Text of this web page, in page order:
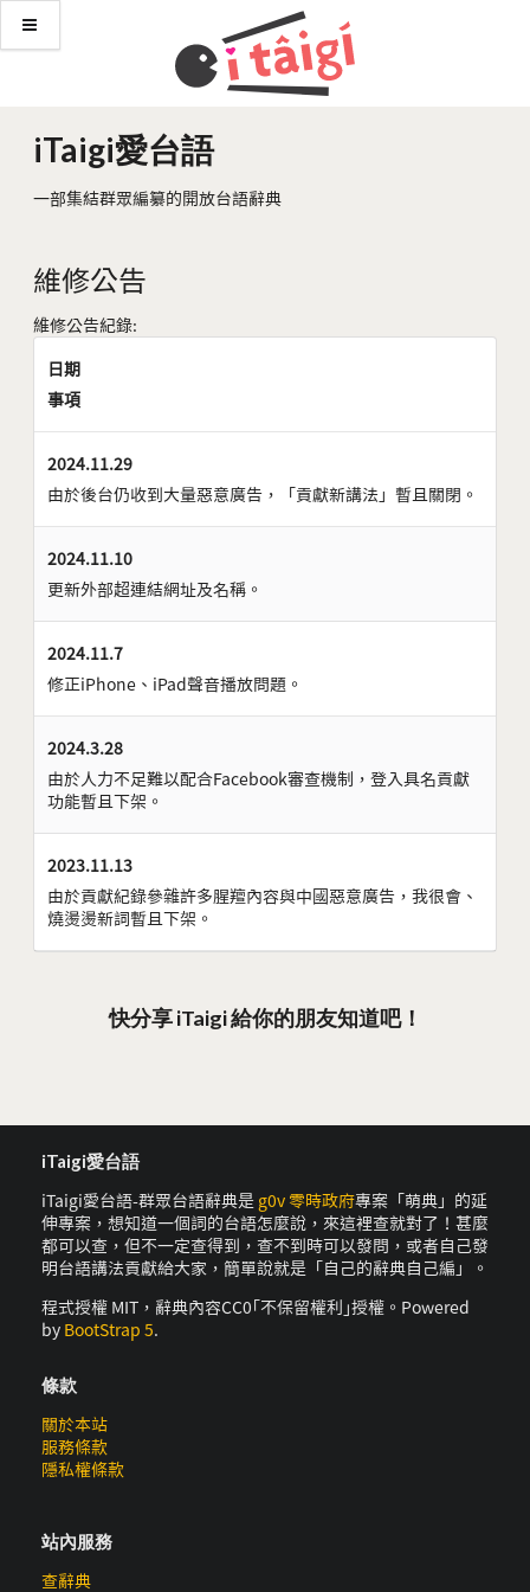
iTaigi愛台語
一部集結群眾編纂的開放台語辭典
維修公告
維修公告紀錄:
日期
事項
2024.11.29
由於後台仍收到大量惡意廣告，「貢獻新講法」暫且關閉。
2024.11.10
更新外部超連結網址及名稱。
2024.11.7
修正iPhone、iPad聲音播放問題。
2024.3.28
由於人力不足難以配合Facebook審查機制，登入具名貢獻
功能暫且下架。
2023.11.13
由於貢獻紀錄參雜許多腥羶內容與中國惡意廣告，我很會、
燒燙燙新詞暫且下架。
快分享 iTaigi 給你的朋友知道吧！
iTaigi愛台語
iTaigi愛台語-群眾台語辭典是 g0v 零時政府專案「萌典」的延
伸專案，想知道一個詞的台語怎麼說，來這裡查就對了！甚麼
都可以查，但不一定查得到，查不到時可以發問，或者自己發
明台語講法貢獻給大家，簡單說就是「自己的辭典自己編」。
程式授權 MIT，辭典內容CC0｢不保留權利｣授權。Powered
by BootStrap 5.
條款
關於本站
服務條款
隱私權條款
站內服務
查辭典